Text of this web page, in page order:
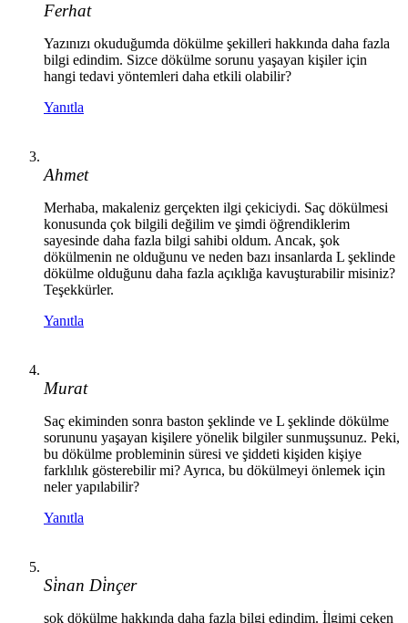
Ferhat
Yazınızı okuduğumda dökülme şekilleri hakkında daha fazla
bilgi edindim. Sizce dökülme sorunu yaşayan kişiler için
hangi tedavi yöntemleri daha etkili olabilir?
Yanıtla
Ahmet
Merhaba, makaleniz gerçekten ilgi çekiciydi. Saç dökülmesi
konusunda çok bilgili değilim ve şimdi öğrendiklerim
sayesinde daha fazla bilgi sahibi oldum. Ancak, şok
dökülmenin ne olduğunu ve neden bazı insanlarda L şeklinde
dökülme olduğunu daha fazla açıklığa kavuşturabilir misiniz?
Teşekkürler.
Yanıtla
Murat
Saç ekiminden sonra baston şeklinde ve L şeklinde dökülme
sorununu yaşayan kişilere yönelik bilgiler sunmuşsunuz. Peki,
bu dökülme probleminin süresi ve şiddeti kişiden kişiye
farklılık gösterebilir mi? Ayrıca, bu dökülmeyi önlemek için
neler yapılabilir?
Yanıtla
Si̇nan Di̇nçer
şok dökülme hakkında daha fazla bilgi edindim. İlgimi çeken